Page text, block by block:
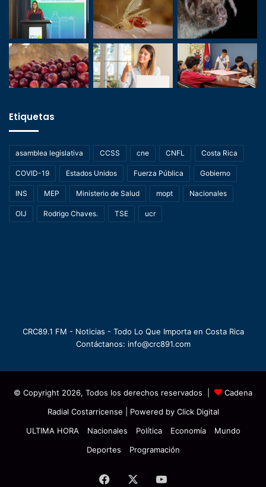
Etiquetas
asamblea legislativa CCSS cne CNFL Costa Rica
COVID-19 Estados Unidos Fuerza Pública Gobierno
INS MEP Ministerio de Salud mopt Nacionales
OIJ Rodrigo Chaves. TSE ucr
CRC89.1 FM - Noticias - Todo Lo Que Importa en Costa Rica
Contáctanos: info@crc891.com
© Copyright 2026, Todos los derechos reservados |
Cadena
Radial Costarricense | Powered by Click Digital
ULTIMA HORA
Nacionales Política Economía
Mundo
Deportes
Programación
Facebook YouTube